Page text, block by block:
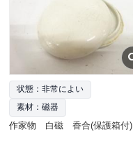
状態：非常によい
素材：磁器
作家物 白磁 香合(保護箱付)